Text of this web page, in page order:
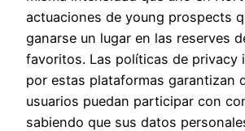
actuaciones de young prospects
ganarse un lugar en las reserves
favoritos. Las políticas de privacy
por estas plataformas garantizan
usuarios puedan participar con
sabiendo que sus datos